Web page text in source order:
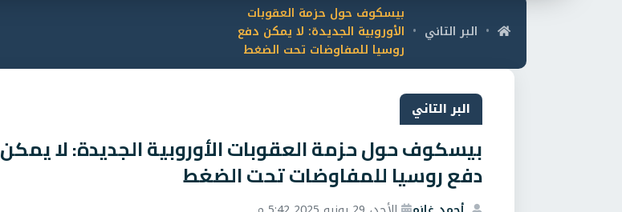
• البر التاني •
بيسكوف حول حزمة العقوبات
الأوروبية الجديدة: لا يمكن دفع
روسيا للمفاوضات تحت الضغط
البر التاني
بيسكوف حول حزمة العقوبات الأوروبية الجديدة: لا يمكن
دفع روسيا للمفاوضات تحت الضغط